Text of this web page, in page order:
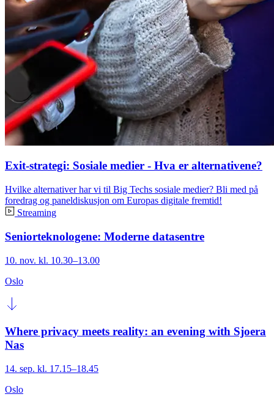
Exit-strategi: Sosiale medier - Hva er alternativene?
Hvilke alternativer har vi til Big Techs sosiale medier? Bli med på
foredrag og paneldiskusjon om Europas digitale fremtid!
Streaming
Seniorteknologene: Moderne datasentre
10. nov. kl. 10.30–13.00
Oslo
Where privacy meets reality: an evening with Sjoera
Nas
14. sep. kl. 17.15–18.45
Oslo